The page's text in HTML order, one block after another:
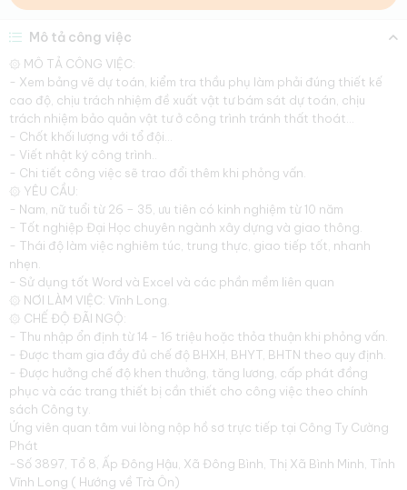
Mô tả công việc
۞ MÔ TẢ CÔNG VIỆC:
- Xem bảng vẽ dự toán, kiểm tra thầu phụ làm phải đúng thiết kế
cao độ, chịu trách nhiệm đề xuất vật tư bám sát dự toán, chịu
trách nhiệm bảo quản vật tư ở công trình tránh thất thoát…
- Chốt khối lượng với tổ đội…
- Viết nhật ký công trình..
- Chi tiết công việc sẽ trao đổi thêm khi phỏng vấn.
۞ YÊU CẦU:
- Nam, nữ tuổi từ 26 – 35, ưu tiên có kinh nghiệm từ 10 năm
- Tốt nghiệp Đại Học chuyên ngành xây dựng và giao thông.
- Thái độ làm việc nghiêm túc, trung thực, giao tiếp tốt, nhanh
nhẹn.
- Sử dụng tốt Word và Excel và các phần mềm liên quan
۞ NƠI LÀM VIỆC: Vĩnh Long.
۞ CHẾ ĐỘ ĐÃI NGỘ:
- Thu nhập ổn định từ 14 - 16 triệu hoặc thỏa thuận khi phỏng vấn.
- Được tham gia đầy đủ chế độ BHXH, BHYT, BHTN theo quy định.
- Được hưởng chế độ khen thưởng, tăng lương, cấp phát đồng
phục và các trang thiết bị cần thiết cho công việc theo chính
sách Công ty.
Ứng viên quan tâm vui lòng nộp hồ sơ trực tiếp tại Công Ty Cường
Phát
-Số 3897, Tổ 8, Ấp Đông Hậu, Xã Đông Bình, Thị Xã Bình Minh, Tỉnh
Vĩnh Long ( Hướng về Trà Ôn)